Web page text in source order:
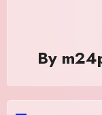
By